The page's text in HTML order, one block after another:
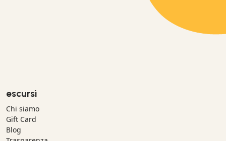
escursì
Chi siamo
Gift Card
Blog